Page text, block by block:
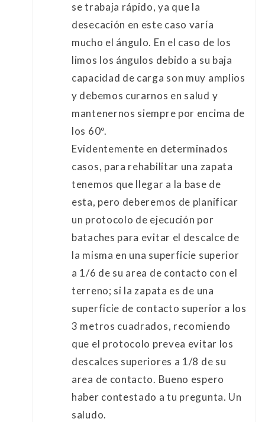
se trabaja rápido, ya que la
desecación en este caso varía
mucho el ángulo. En el caso de los
limos los ángulos debido a su baja
capacidad de carga son muy amplios
y debemos curarnos en salud y
mantenernos siempre por encima de
los 60º.
Evidentemente en determinados
casos, para rehabilitar una zapata
tenemos que llegar a la base de
esta, pero deberemos de planificar
un protocolo de ejecución por
bataches para evitar el descalce de
la misma en una superficie superior
a 1/6 de su area de contacto con el
terreno; si la zapata es de una
superficie de contacto superior a los
3 metros cuadrados, recomiendo
que el protocolo prevea evitar los
descalces superiores a 1/8 de su
area de contacto. Bueno espero
haber contestado a tu pregunta. Un
saludo.